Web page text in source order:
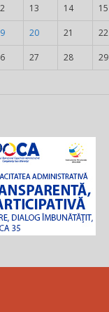
13 14 15
20 21 22
27 28 29